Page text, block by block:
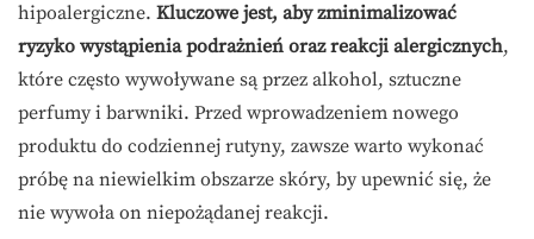
hipoalergiczne. Kluczowe jest, aby zminimalizować
ryzyko wystąpienia podrażnień oraz reakcji alergicznych,
które często wywoływane są przez alkohol, sztuczne
perfumy i barwniki. Przed wprowadzeniem nowego
produktu do codziennej rutyny, zawsze warto wykonać
próbę na niewielkim obszarze skóry, by upewnić się, że
nie wywoła on niepożądanej reakcji.